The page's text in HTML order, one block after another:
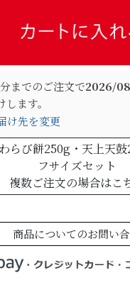
までのご注文で2026/
ます。
け先を変更
らび餅250g・天上天
フサイズセット
複数ご注文の場合はこ
商品についてのお問い